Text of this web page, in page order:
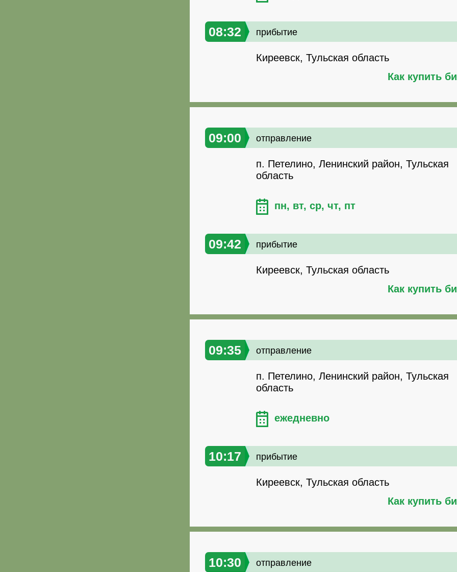
08:32 прибытие
Киреевск, Тульская область
Как купить
09:00 отправление
п. Петелино, Ленинский район, Тульская
область
пн, вт, ср, чт, пт
09:42 прибытие
Киреевск, Тульская область
Как купить
09:35 отправление
п. Петелино, Ленинский район, Тульская
область
ежедневно
10:17 прибытие
Киреевск, Тульская область
Как купить
10:30 отправление